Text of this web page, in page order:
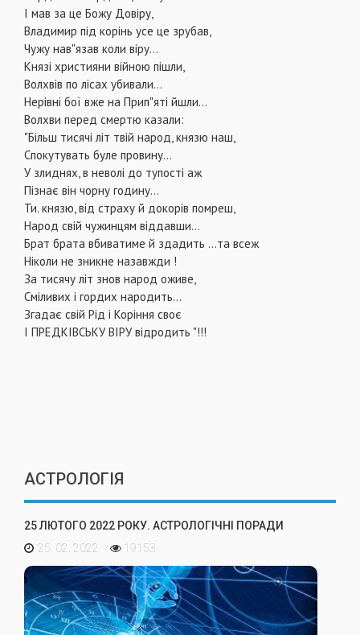
І мав за це Божу Довіру,
Владимир під корінь усе це зрубав,
Чужу нав"язав коли віру...
Князі християни війною пішли,
Волхвів по лісах убивали...
Нерівні бої вже на Прип"яті йшли...
Волхви перед смертю казали:
"Більш тисячі літ твій народ, князю наш,
Спокутувать буле провину...
У злиднях, в неволі до тупості аж
Пізнає він чорну годину...
Ти. князю, від страху й докорів помреш,
Народ свій чужинцям віддавши...
Брат брата вбиватиме й здадить ...та всеж
Ніколи не зникне назавжди !
За тисячу літ знов народ оживе,
Сміливих і гордих народить...
Згадає свій Рід і Коріння своє
І ПРЕДКІВСЬКУ ВІРУ відродить "!!!
АСТРОЛОГІЯ
25 ЛЮТОГО 2022 РОКУ. АСТРОЛОГІЧНІ ПОРАДИ
25. 02. 2022
19153